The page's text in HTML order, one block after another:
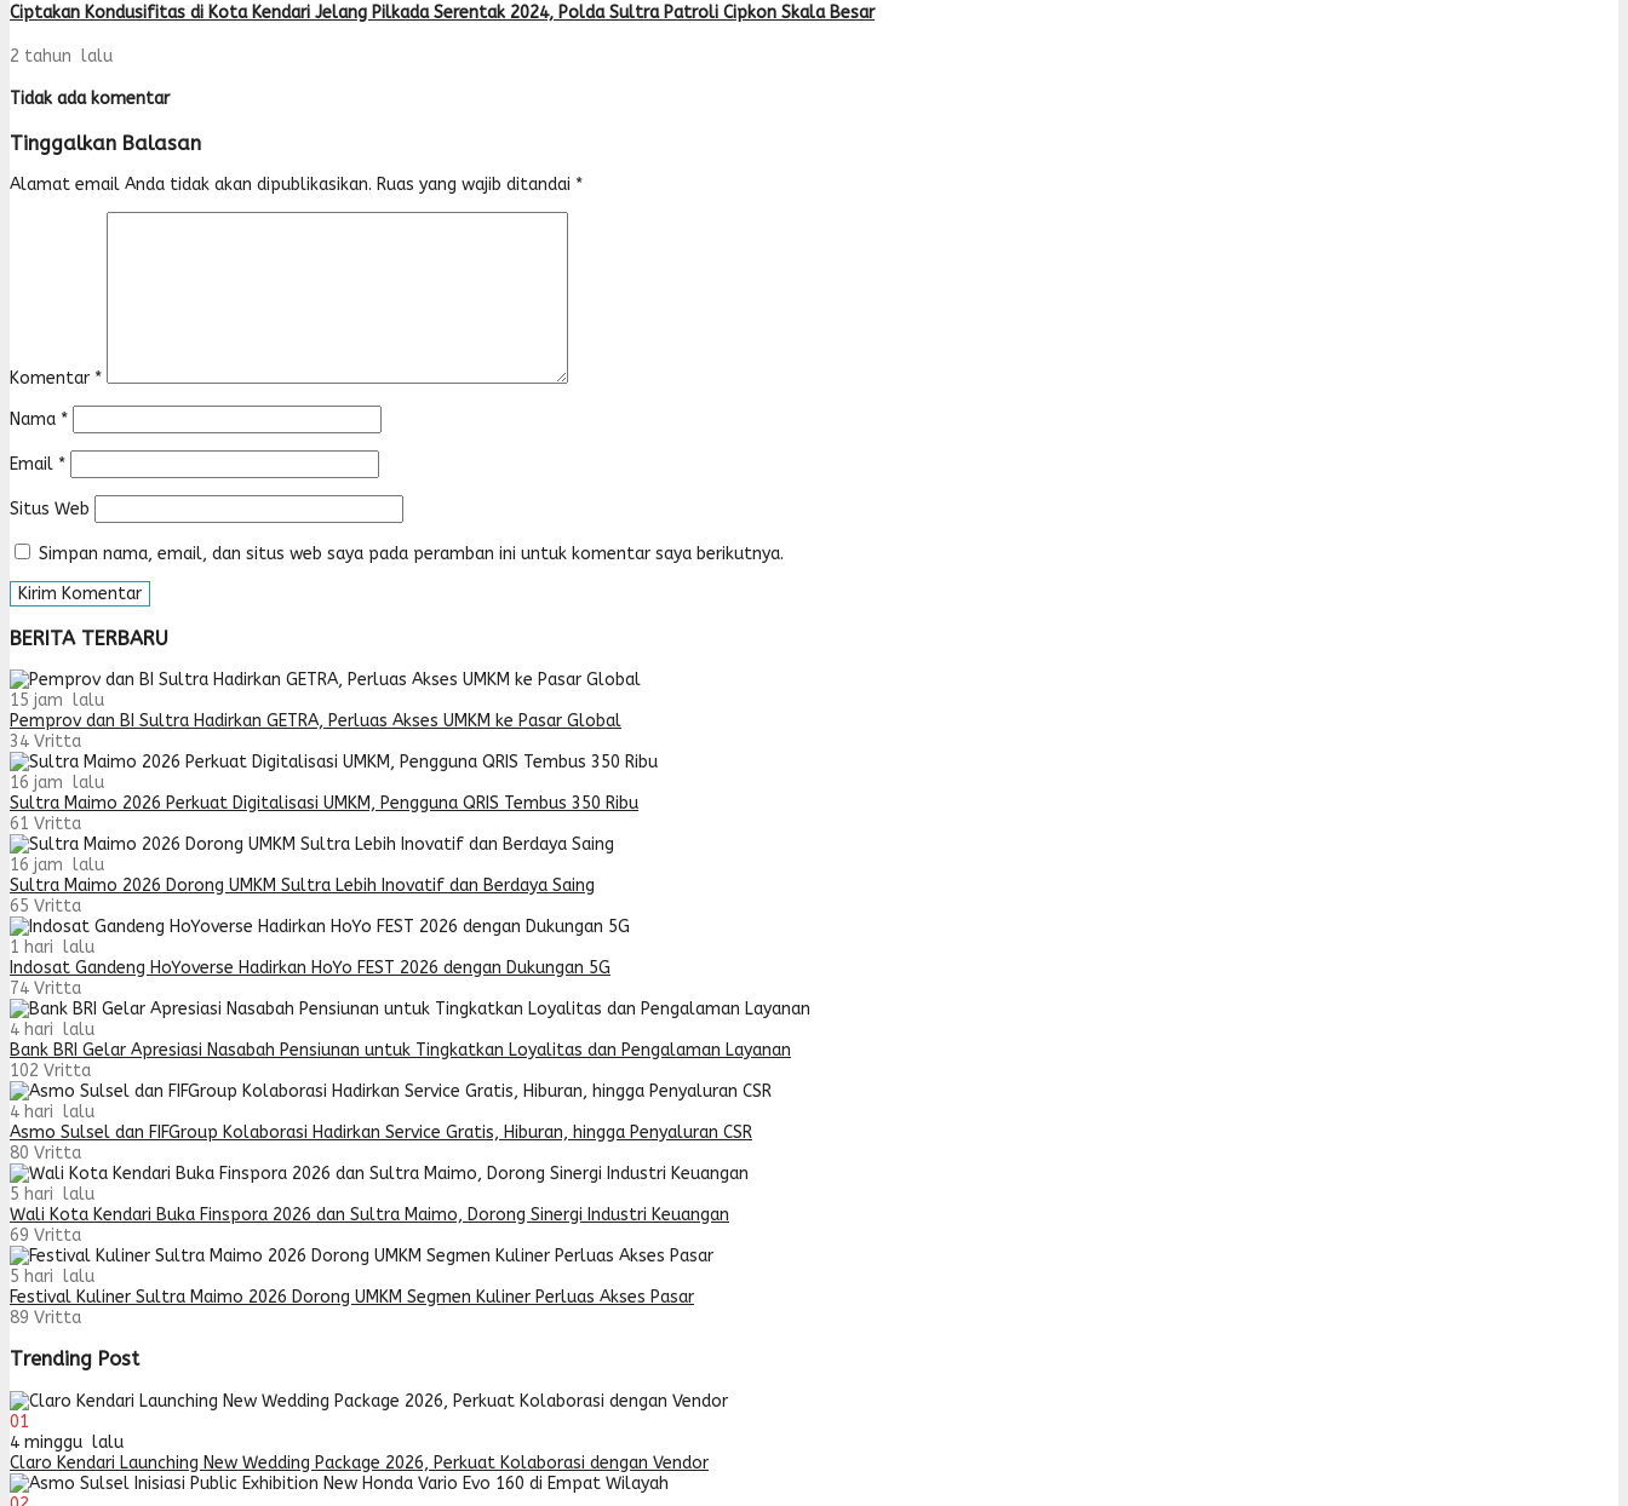
Ciptakan Kondusifitas di Kota Kendari Jelang Pilkada Serentak 2024, Polda Sultra Patroli Cipkon Skala Besar
2 tahun lalu
Tidak ada komentar
Tinggalkan Balasan
Alamat email Anda tidak akan dipublikasikan. Ruas yang wajib ditandai *
Komentar *
Nama *
Email *
Situs Web
Simpan nama, email, dan situs web saya pada peramban ini untuk komentar saya berikutnya.
BERITA TERBARU
15 jam lalu
Pemprov dan BI Sultra Hadirkan GETRA, Perluas Akses UMKM ke Pasar Global
34 Vritta
16 jam lalu
Sultra Maimo 2026 Perkuat Digitalisasi UMKM, Pengguna QRIS Tembus 350 Ribu
61 Vritta
16 jam lalu
Sultra Maimo 2026 Dorong UMKM Sultra Lebih Inovatif dan Berdaya Saing
65 Vritta
1 hari lalu
Indosat Gandeng HoYoverse Hadirkan HoYo FEST 2026 dengan Dukungan 5G
74 Vritta
4 hari lalu
Bank BRI Gelar Apresiasi Nasabah Pensiunan untuk Tingkatkan Loyalitas dan Pengalaman Layanan
102 Vritta
4 hari lalu
Asmo Sulsel dan FIFGroup Kolaborasi Hadirkan Service Gratis, Hiburan, hingga Penyaluran CSR
80 Vritta
5 hari lalu
Wali Kota Kendari Buka Finspora 2026 dan Sultra Maimo, Dorong Sinergi Industri Keuangan
69 Vritta
5 hari lalu
Festival Kuliner Sultra Maimo 2026 Dorong UMKM Segmen Kuliner Perluas Akses Pasar
89 Vritta
Trending Post
01
4 minggu lalu
Claro Kendari Launching New Wedding Package 2026, Perkuat Kolaborasi dengan Vendor